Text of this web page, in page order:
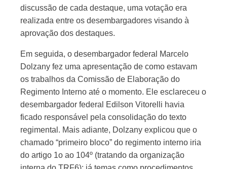
discussão de cada destaque, uma votação era
realizada entre os desembargadores visando à
aprovação dos destaques.
Em seguida, o desembargador federal Marcelo
Dolzany fez uma apresentação de como estavam
os trabalhos da Comissão de Elaboração do
Regimento Interno até o momento. Ele esclareceu o
desembargador federal Edilson Vitorelli havia
ficado responsável pela consolidação do texto
regimental. Mais adiante, Dolzany explicou que o
chamado “primeiro bloco” do regimento interno iria
do artigo 1o ao 104º (tratando da organização